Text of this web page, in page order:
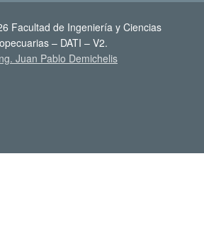
Facultad de Ingeniería y Ciencias
– DATI – V2.
Juan Pablo Demichelis